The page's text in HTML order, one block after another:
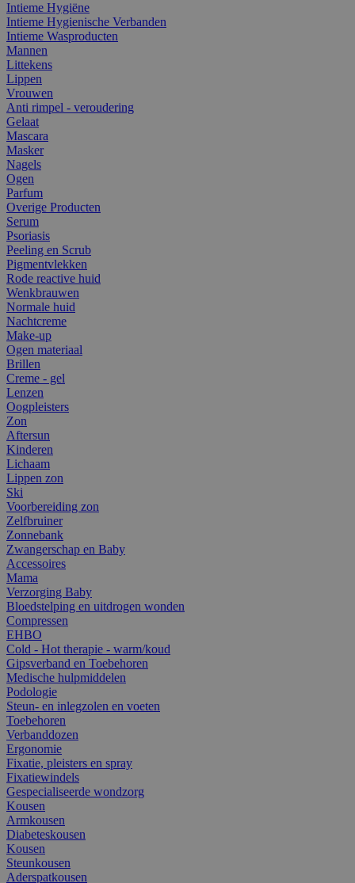
Intieme Hygiëne
Intieme Hygienische Verbanden
Intieme Wasproducten
Mannen
Littekens
Lippen
Vrouwen
Anti rimpel - veroudering
Gelaat
Mascara
Masker
Nagels
Ogen
Parfum
Overige Producten
Serum
Psoriasis
Peeling en Scrub
Pigmentvlekken
Rode reactive huid
Wenkbrauwen
Normale huid
Nachtcreme
Make-up
Ogen materiaal
Brillen
Creme - gel
Lenzen
Oogpleisters
Zon
Aftersun
Kinderen
Lichaam
Lippen zon
Ski
Voorbereiding zon
Zelfbruiner
Zonnebank
Zwangerschap en Baby
Accessoires
Mama
Verzorging Baby
Bloedstelping en uitdrogen wonden
Compressen
EHBO
Cold - Hot therapie - warm/koud
Gipsverband en Toebehoren
Medische hulpmiddelen
Podologie
Steun- en inlegzolen en voeten
Toebehoren
Verbanddozen
Ergonomie
Fixatie, pleisters en spray
Fixatiewindels
Gespecialiseerde wondzorg
Kousen
Armkousen
Diabeteskousen
Kousen
Steunkousen
Aderspatkousen